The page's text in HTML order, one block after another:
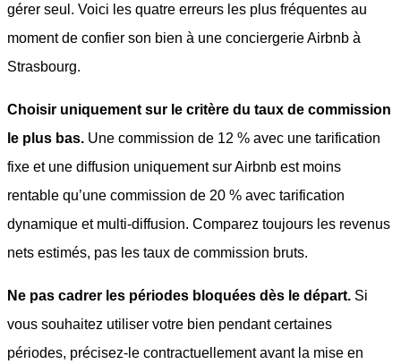
gérer seul. Voici les quatre erreurs les plus fréquentes au
moment de confier son bien à une conciergerie Airbnb à
Strasbourg.
Choisir uniquement sur le critère du taux de commission
le plus bas. Une commission de 12 % avec une tarification
fixe et une diffusion uniquement sur Airbnb est moins
rentable qu’une commission de 20 % avec tarification
dynamique et multi-diffusion. Comparez toujours les revenus
nets estimés, pas les taux de commission bruts.
Ne pas cadrer les périodes bloquées dès le départ. Si
vous souhaitez utiliser votre bien pendant certaines
périodes, précisez-le contractuellement avant la mise en